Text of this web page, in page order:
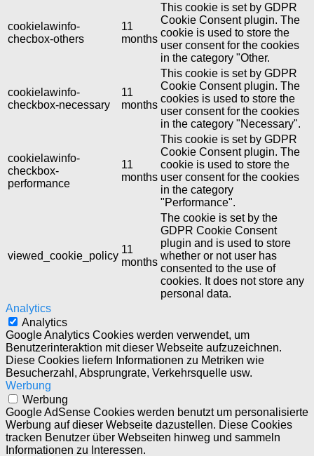
cookielawinfo-
checbox-others
11
months
This cookie is set by GDPR
Cookie Consent plugin. The
cookie is used to store the
user consent for the cookies
in the category "Other.
cookielawinfo-
checkbox-necessary
11
months
This cookie is set by GDPR
Cookie Consent plugin. The
cookies is used to store the
user consent for the cookies
in the category "Necessary".
cookielawinfo-
checkbox-
performance
11
months
This cookie is set by GDPR
Cookie Consent plugin. The
cookie is used to store the
user consent for the cookies
in the category
"Performance".
viewed_cookie_policy
11
months
The cookie is set by the
GDPR Cookie Consent
plugin and is used to store
whether or not user has
consented to the use of
cookies. It does not store any
personal data.
Analytics
Analytics
Google Analytics Cookies werden verwendet, um
Benutzerinteraktion mit dieser Webseite aufzuzeichnen.
Diese Cookies liefern Informationen zu Metriken wie
Besucherzahl, Absprungrate, Verkehrsquelle usw.
Werbung
Werbung
Google AdSense Cookies werden benutzt um personalisierte
Werbung auf dieser Webseite dazustellen. Diese Cookies
tracken Benutzer über Webseiten hinweg und sammeln
Informationen zu Interessen.